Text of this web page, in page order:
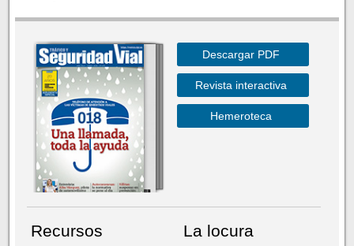
Descargar PDF
Revista interactiva
Hemeroteca
Recursos
La locura